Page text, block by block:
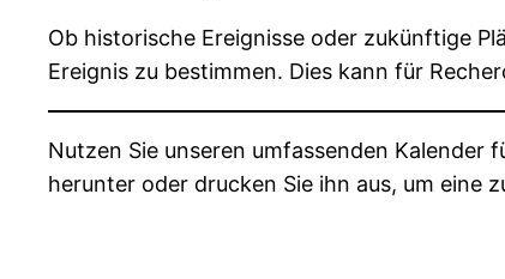
Ob historische Ereignisse oder zukünftige
Ereignis zu bestimmen. Dies kann für
Nutzen Sie unseren umfassenden Kalender
herunter oder drucken Sie ihn aus, um eine